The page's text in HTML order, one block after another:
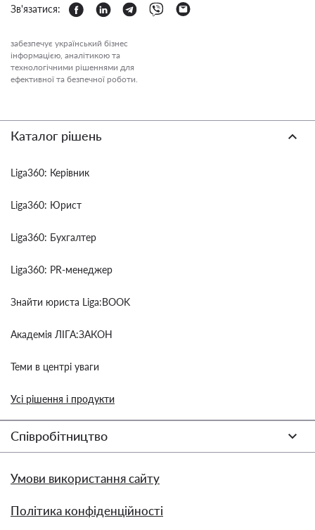
Зв'язатися:
забезпечує український бізнес
інформацією, аналітикою та
технологічними рішеннями для
ефективної та безпечної роботи.
Каталог рішень
Liga360: Керівник
Liga360: Юрист
Liga360: Бухгалтер
Liga360: PR-менеджер
Знайти юриста Liga:BOOK
Академія ЛІГА:ЗАКОН
Теми в центрі уваги
Усі рішення і продукти
Співробітництво
Умови використання сайту
Політика конфіденційності